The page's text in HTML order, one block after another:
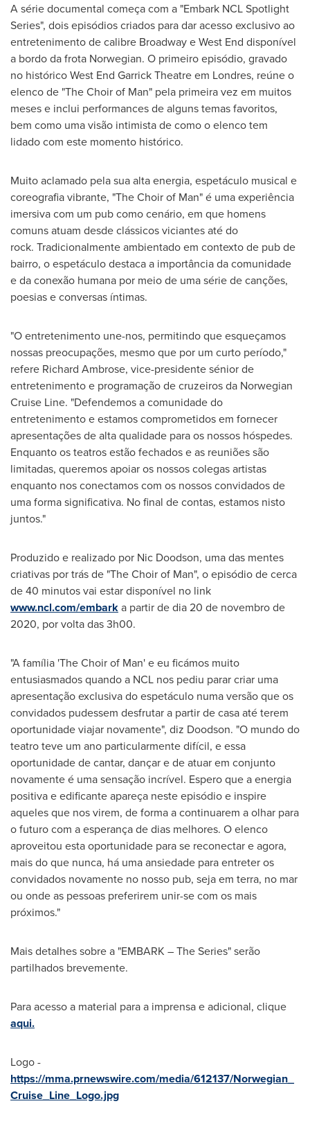
A série documental começa com a "Embark NCL Spotlight
Series", dois episódios criados para dar acesso exclusivo ao
entretenimento de calibre Broadway e West End disponível
a bordo da frota Norwegian. O primeiro episódio, gravado
no histórico West End Garrick Theatreem Londres, reúne o
elenco de "The Choir of Man" pela primeira vez em muitos
meses e inclui performances de alguns temas favoritos,
bem como uma visão intimista de como o elenco tem
lidado com este momento histórico.
Muito aclamado pela sua alta energia, espetáculo musical e
coreografia vibrante, "The Choir of Man" é uma experiência
imersiva com um pub como cenário, em que homens
comuns atuam desde clássicos viciantes até do
rock. Tradicionalmente ambientado em contexto de pub de
bairro, o espetáculo destaca a importância da comunidade
e da conexão humana por meio de uma série de canções,
poesias e conversas íntimas.
"O entretenimento une-nos, permitindo que esqueçamos
nossas preocupações, mesmo que por um curto período,"
refere Richard Ambrose, vice-presidente sénior de
entretenimento e programação de cruzeiros da Norwegian
Cruise Line. "Defendemos a comunidade do
entretenimento e estamos comprometidos em fornecer
apresentações de alta qualidade para os nossos hóspedes.
Enquanto os teatros estão fechados e as reuniões são
limitadas, queremos apoiar os nossos colegas artistas
enquanto nos conectamos com os nossos convidados de
uma forma significativa. No final de contas, estamos nisto
juntos."
Produzido e realizado por Nic Doodson, uma das mentes
criativas por trás de "The Choir of Man", o episódio de cerca
de 40 minutos vai estar disponível no link
www.ncl.com/embarka partir de dia 20 de novembro de
2020, por volta das 3h00.
"A família 'The Choir of Man' e eu ficámos muito
entusiasmados quando a NCL nos pediu parar criar uma
apresentação exclusiva do espetáculo numa versão que os
convidados pudessem desfrutar a partir de casa até terem
oportunidade viajar novamente", diz Doodson. "O mundo do
teatro teve um ano particularmente difícil, e essa
oportunidade de cantar, dançar e de atuar em conjunto
novamente é uma sensação incrível. Espero que a energia
positiva e edificante apareça neste episódio e inspire
aqueles que nos virem, de forma a continuarem a olhar para
o futuro com a esperança de dias melhores. O elenco
aproveitou esta oportunidade para se reconectar e agora,
mais do que nunca, há uma ansiedade para entreter os
convidados novamente no nosso pub, seja em terra, no mar
ou onde as pessoas preferirem unir-se com os mais
próximos."
Mais detalhes sobre a "EMBARK – The Series" serão
partilhados brevemente.
Para acesso a material para a imprensa e adicional, clique
aqui.
Logo -
https://mma.prnewswire.com/media/612137/Norwegian_
Cruise_Line_Logo.jpg